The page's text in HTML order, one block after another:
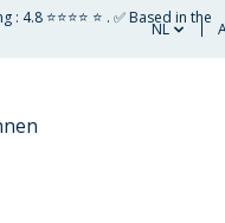
⭐⭐⭐⭐ ⭐ . ✅ Based in the
NL